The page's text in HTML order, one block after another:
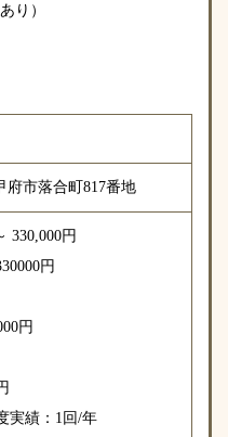
り）
府市落合町817番地
330,000円
円
円
績：1回/年